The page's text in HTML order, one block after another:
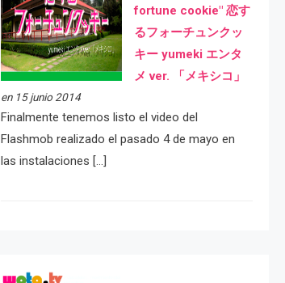
fortune cookie" 恋す
るフォーチュンクッ
キー yumeki エンタ
メ ver. 「メキシコ」
en 15 junio 2014
Finalmente tenemos listo el video del
Flashmob realizado el pasado 4 de mayo en
las instalaciones […]